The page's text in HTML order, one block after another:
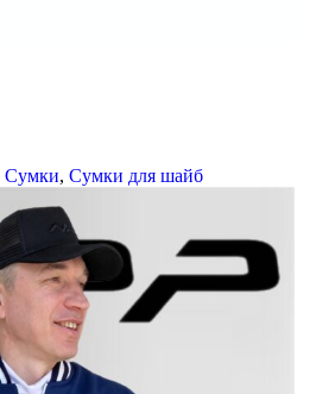
Сумки, Сумки для шайб